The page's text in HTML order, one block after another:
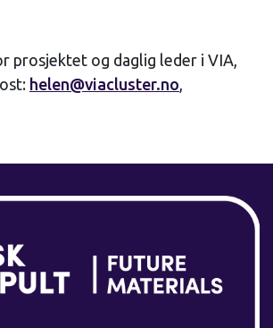
prosjektet og daglig leder i VIA,
helen@viacluster.no,